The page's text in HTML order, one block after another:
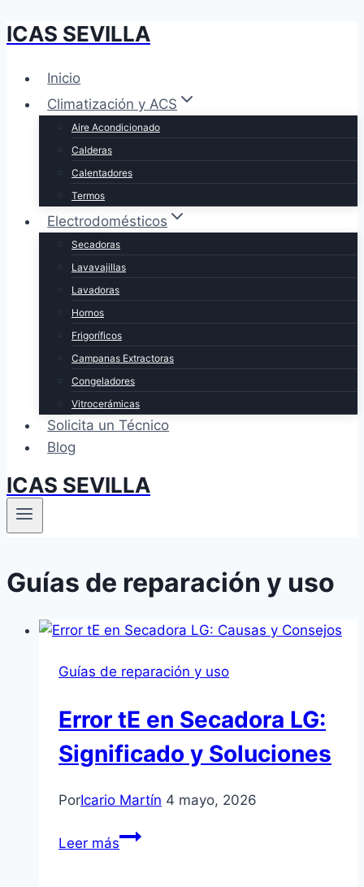
Saltar
contenido
ICAS SEVILLA
Inicio
Climatización y ACS
Aire Acondicionado
Calderas
Calentadores
Termos
Electrodomésticos
Secadoras
Lavavajillas
Lavadoras
Hornos
Frigoríficos
Campanas Extractoras
Congeladores
Vitrocerámicas
Solicita un Técnico
Blog
ICAS SEVILLA
Guías de reparación y uso
Guías de reparación y uso
Error tE en Secadora LG:
Significado y Soluciones
PorIcario Martín 4 mayo, 2026
Leer másError